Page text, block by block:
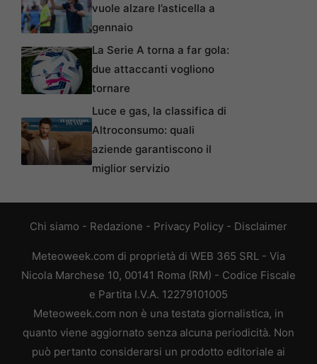
vuole alzare l’asticella a
gennaio
La Serie A torna a far gola:
due attaccanti vogliono
tornare
Luce e gas, la classifica di
Altroconsumo: quali
aziende garantiscono il
miglior servizio
Chi siamo - Redazione - Privacy Policy - Disclaimer
Meteoweek.com di proprietà di WEB 365 SRL - Via
Nicola Marchese 10, 00141 Roma (RM) - Codice Fiscale
e Partita I.V.A. 12279101005
Meteoweek.com non è una testata giornalistica, in
quanto viene aggiornato senza alcuna periodicità. Non
può pertanto considerarsi un prodotto editoriale ai